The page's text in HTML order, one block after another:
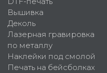
Вышивка
Деколь
Лазерная гравировка
по металлу
Наклейки под смолой
Печать на бейсболках